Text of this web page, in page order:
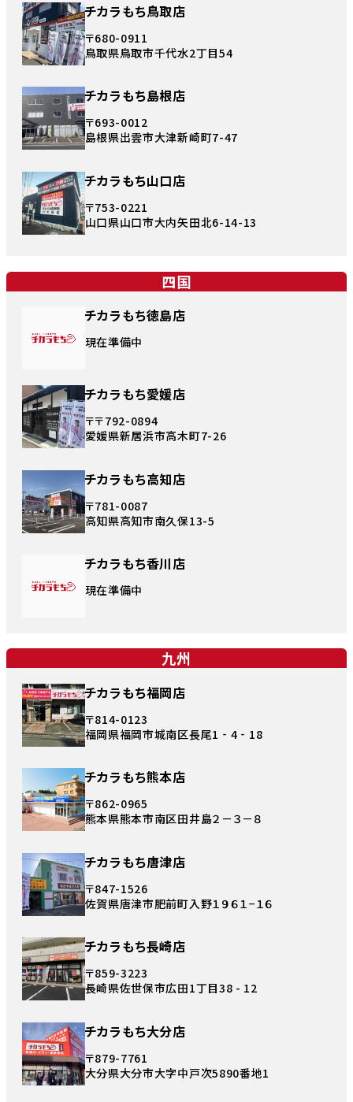
チカラもち鳥取店
〒680-0911
鳥取県鳥取市千代水2丁目54
チカラもち島根店
〒693-0012
島根県出雲市大津新崎町7-47
チカラもち山口店
〒753-0221
山口県山口市大内矢田北6-14-13
四国
チカラもち徳島店
現在準備中
チカラもち愛媛店
〒〒792-0894
愛媛県新居浜市高木町7-26
チカラもち高知店
〒781-0087
高知県高知市南久保13-5
チカラもち香川店
現在準備中
九州
チカラもち福岡店
〒814-0123
福岡県福岡市城南区長尾1‐4‐18
チカラもち熊本店
〒862-0965
熊本県熊本市南区田井島２－３－８
チカラもち唐津店
〒847-1526
佐賀県唐津市肥前町入野１９６１−１６
チカラもち長崎店
〒859-3223
長崎県佐世保市広田1丁目38 - 12
チカラもち大分店
〒879-7761
大分県大分市大字中戸次5890番地1